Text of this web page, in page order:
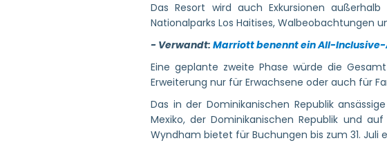
Das Resort wird auch Exkursionen
Nationalparks Los Haitises, Walbeobachtungen
- Verwandt: Marriott benennt ein All-
Eine geplante zweite Phase würde die
Erweiterung nur für Erwachsene oder auch für
Das in der Dominikanischen Republik
Mexiko, der Dominikanischen Republik und
Wyndham bietet für Buchungen bis zum 31.